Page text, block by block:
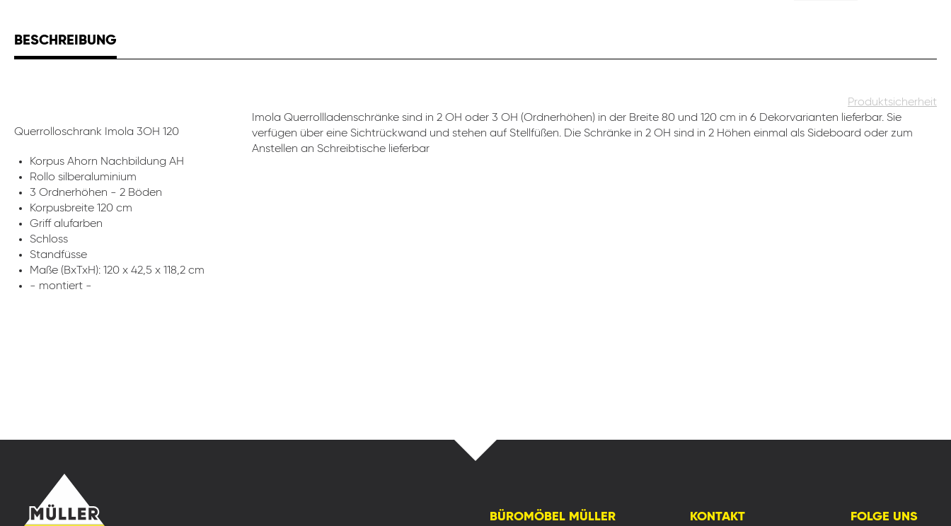
BESCHREIBUNG
Produktsicherheit
Querrolloschrank Imola 3OH 120
Korpus Ahorn Nachbildung AH
Rollo silberaluminium
3 Ordnerhöhen - 2 Böden
Korpusbreite 120 cm
Griff alufarben
Schloss
Standfüsse
Maße (BxTxH): 120 x 42,5 x 118,2 cm
- montiert -
Imola Querrollladenschränke sind in 2 OH oder 3 OH (Ordnerhöhen) in der Breite 80 und 120 cm in 6 Dekorvarianten lieferbar. Sie
verfügen über eine Sichtrückwand und stehen auf Stellfüßen. Die Schränke in 2 OH sind in 2 Höhen einmal als Sideboard oder zum
Anstellen an Schreibtische lieferbar
BÜROMÖBEL MÜLLER KONTAKT FOLGE UNS